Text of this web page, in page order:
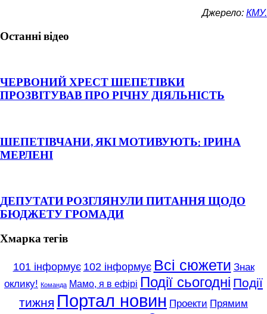
Джерело: КМУ.
Останні відео
ЧЕРВОНИЙ ХРЕСТ ШЕПЕТІВКИ
ПРОЗВІТУВАВ ПРО РІЧНУ ДІЯЛЬНІСТЬ
ШЕПЕТІВЧАНИ, ЯКІ МОТИВУЮТЬ: ІРИНА
МЕРЛЕНІ
ДЕПУТАТИ РОЗГЛЯНУЛИ ПИТАННЯ ЩОДО
БЮДЖЕТУ ГРОМАДИ
Хмарка тегів
101 інформує 102 інформує Всі сюжети Знак
оклику! Команда Мамо, я в ефірі Події сьогодні Події
тижня Портал новин Проекти Прямим